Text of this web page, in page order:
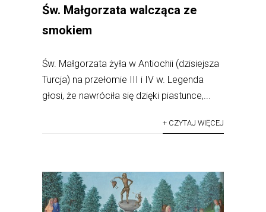
Św. Małgorzata walcząca ze
smokiem
Św. Małgorzata żyła w Antiochii (dzisiejsza
Turcja) na przełomie III i IV w. Legenda
głosi, że nawróciła się dzięki piastunce,...
+ CZYTAJ WIĘCEJ